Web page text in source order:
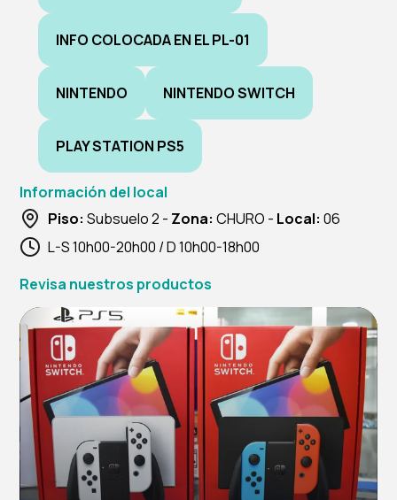
INFO COLOCADA EN EL PL-01
NINTENDO NINTENDO SWITCH
PLAY STATION PS5
Información del local
Piso: Subsuelo 2 - Zona: CHURO - Local: 06
L-S 10h00-20h00 / D 10h00-18h00
Revisa nuestros productos